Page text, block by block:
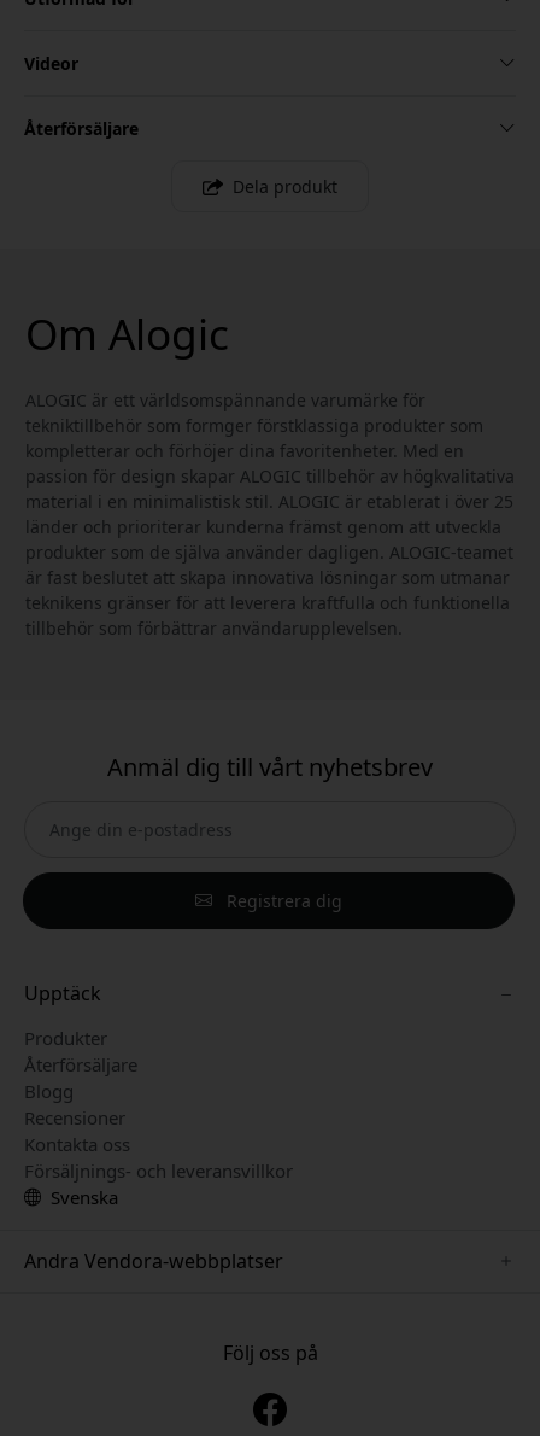
Videor
Återförsäljare
Dela produkt
Om Alogic
ALOGIC är ett världsomspännande varumärke för
tekniktillbehör som formger förstklassiga produkter som
kompletterar och förhöjer dina favoritenheter. Med en
passion för design skapar ALOGIC tillbehör av högkvalitativa
material i en minimalistisk stil. ALOGIC är etablerat i över 25
länder och prioriterar kunderna främst genom att utveckla
produkter som de själva använder dagligen. ALOGIC-teamet
är fast beslutet att skapa innovativa lösningar som utmanar
teknikens gränser för att leverera kraftfulla och funktionella
tillbehör som förbättrar användarupplevelsen.
Anmäl dig till vårt nyhetsbrev
Registrera dig
Upptäck
Produkter
Återförsäljare
Blogg
Recensioner
Kontakta oss
Försäljnings- och leveransvillkor
Svenska
Andra Vendora-webbplatser
www.nordicsmartlight.seFölj oss på